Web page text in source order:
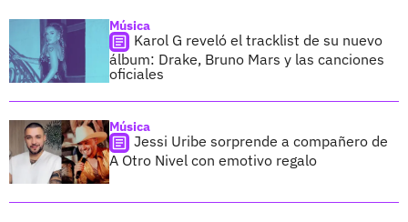
Música
Karol G reveló el tracklist de su nuevo
álbum: Drake, Bruno Mars y las canciones
oficiales
Música
Jessi Uribe sorprende a compañero de
A Otro Nivel con emotivo regalo